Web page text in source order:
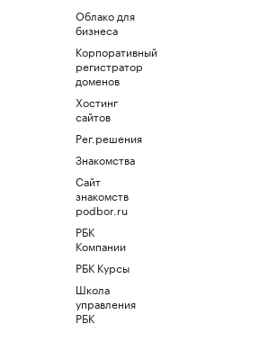
Облако для
бизнеса
Корпоративный
регистратор
доменов
Хостинг
сайтов
Рег.решения
Знакомства
Сайт
знакомств
podbor.ru
РБК
Компании
РБК Курсы
Школа
управления
РБК